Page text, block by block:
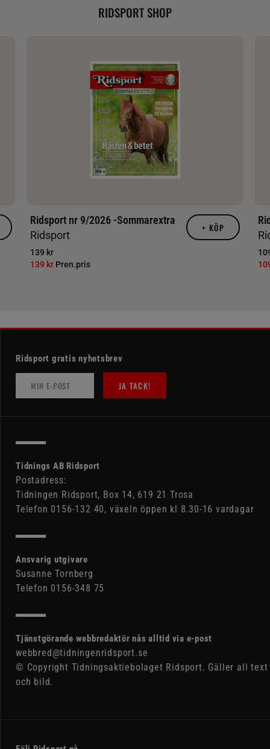
RIDSPORT SHOP
Ridsport nr 9/2026 -Sommarextra
Ridsport
139 kr
139 kr Pren.pris
+ KÖP
Ridsport gratis nyhetsbrev
JA TACK!
Tidnings AB Ridsport
Postadress:
Tidningen Ridsport, Box 14, 619 21 Trosa
Telefon 0156-132 40, växeln öppen kl 8.30-16 vardagar
Ansvarig utgivare
Susanne Tornberg
Telefon 0156-348 75
Tjänstgörande webbredaktör nås alltid via e-post
webbred@tidningenridsport.se
© Copyright Tidningsaktiebolaget Ridsport. Gäller all text
och bild.